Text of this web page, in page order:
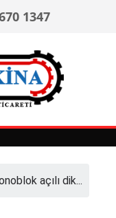
1347
açılı dik...